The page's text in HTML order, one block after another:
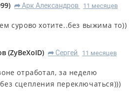
) R Арк Александров
11 месяцев
сурово хотите..без выжима то))
(ZyBeXoID) R Сергей
11 месяцев
отработал, за неделю
сцепления переключаться)))